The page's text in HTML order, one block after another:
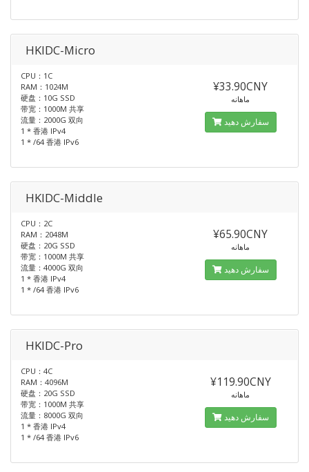
HKIDC-Micro
CPU：1C
RAM：1024M
硬盘：10G SSD
带宽：1000M 共享
流量：2000G 双向
1 * 香港 IPv4
1 * /64 香港 IPv6
¥33.90CNY
ماهانه
سفارش دهید
HKIDC-Middle
CPU：2C
RAM：2048M
硬盘：20G SSD
带宽：1000M 共享
流量：4000G 双向
1 * 香港 IPv4
1 * /64 香港 IPv6
¥65.90CNY
ماهانه
سفارش دهید
HKIDC-Pro
CPU：4C
RAM：4096M
硬盘：20G SSD
带宽：1000M 共享
流量：8000G 双向
1 * 香港 IPv4
1 * /64 香港 IPv6
¥119.90CNY
ماهانه
سفارش دهید